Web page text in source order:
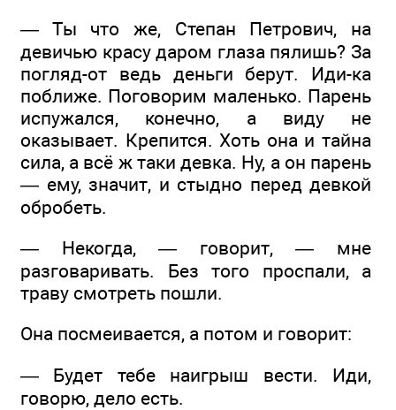
— Ты что же, Степан Петрович, на
девичью красу даром глаза пялишь? За
погляд-от ведь деньги берут. Иди-ка
поближе. Поговорим маленько. Парень
испужался, конечно, а виду не
оказывает. Крепится. Хоть она и тайна
сила, а всё ж таки девка. Ну, а он парень
— ему, значит, и стыдно перед девкой
обробеть.
— Некогда, — говорит, — мне
разговаривать. Без того проспали, а
траву смотреть пошли.
Она посмеивается, а потом и говорит:
— Будет тебе наигрыш вести. Иди,
говорю, дело есть.